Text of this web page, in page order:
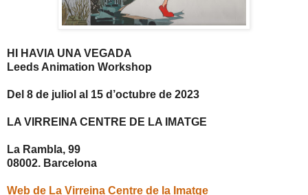
HI HAVIA UNA VEGADA
Leeds Animation Workshop
Del 8 de juliol al 15 d’octubre de 2023
LA VIRREINA CENTRE DE LA IMATGE
La Rambla, 99
08002. Barcelona
Web de La Virreina Centre de la Imatge